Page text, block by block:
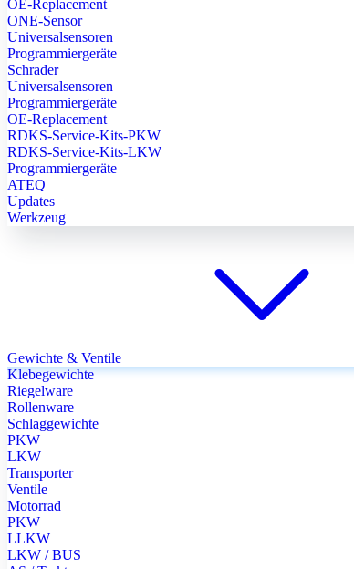
OE-Replacement
ONE-Sensor
Universalsensoren
Programmiergeräte
Schrader
Universalsensoren
Programmiergeräte
OE-Replacement
RDKS-Service-Kits-PKW
RDKS-Service-Kits-LKW
Programmiergeräte
ATEQ
Updates
Werkzeug
Gewichte & Ventile
Klebegewichte
Riegelware
Rollenware
Schlaggewichte
PKW
LKW
Transporter
Ventile
Motorrad
PKW
LLKW
LKW / BUS